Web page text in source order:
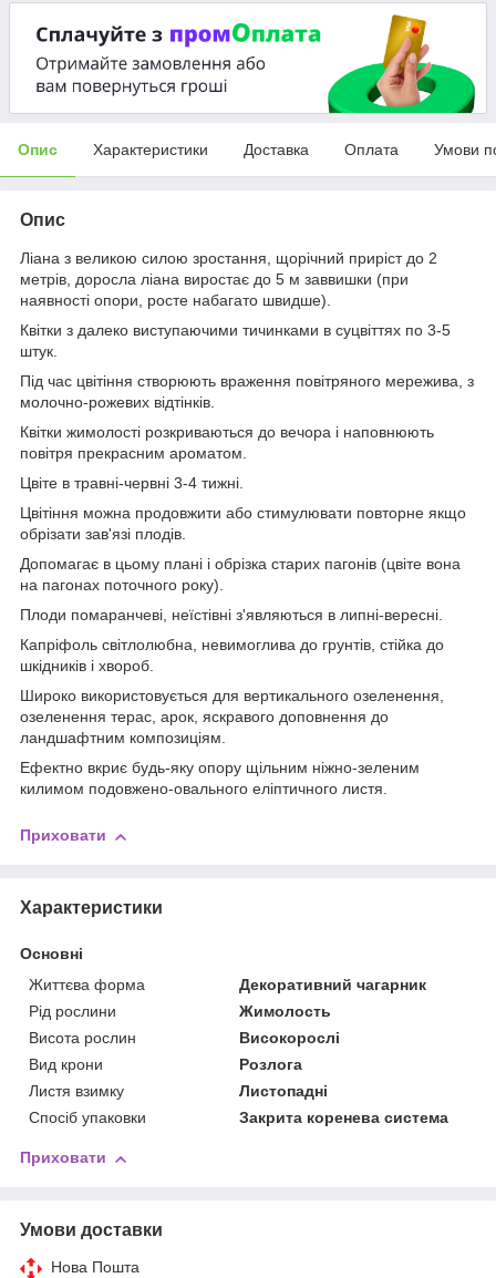
Опис Характеристики Доставка Оплата Умови
Опис
Ліана з великою силою зростання, щорічний приріст до 2
метрів, доросла ліана виростає до 5 м заввишки (при
наявності опори, росте набагато швидше).
Квітки з далеко виступаючими тичинками в суцвіттях по 3-5
штук.
Під час цвітіння створюють враження повітряного мережива, з
молочно-рожевих відтінків.
Квітки жимолості розкриваються до вечора і наповнюють
повітря прекрасним ароматом.
Цвіте в травні-червні 3-4 тижні.
Цвітіння можна продовжити або стимулювати повторне якщо
обрізати зав'язі плодів.
Допомагає в цьому плані і обрізка старих пагонів (цвіте вона
на пагонах поточного року).
Плоди помаранчеві, неїстівні з'являються в липні-вересні.
Капріфоль світлолюбна, невимоглива до грунтів, стійка до
шкідників і хвороб.
Широко використовується для вертикального озеленення,
озеленення терас, арок, яскравого доповнення до
ландшафтним композиціям.
Ефектно вкриє будь-яку опору щільним ніжно-зеленим
килимом подовжено-овального еліптичного листя.
Приховати
Характеристики
Основні
Життєва форма
Декоративний чагарник
Рід рослини
Жимолость
Висота рослин
Високорослі
Вид крони
Розлога
Листя взимку
Листопадні
Спосіб упаковки
Закрита коренева система
Приховати
Умови доставки
Нова Пошта